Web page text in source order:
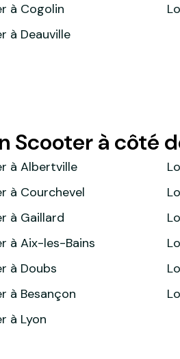
à Cogolin
à Deauville
Scooter à côté
à Albertville
à Courchevel
à Gaillard
à Aix-les-Bains
à Doubs
à Besançon
à Lyon